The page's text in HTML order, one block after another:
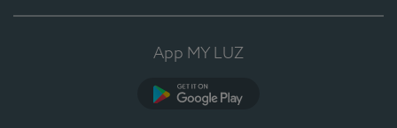
App MY LUZ